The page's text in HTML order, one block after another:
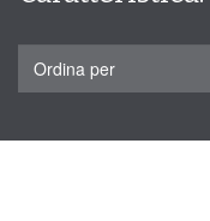
Ordina per